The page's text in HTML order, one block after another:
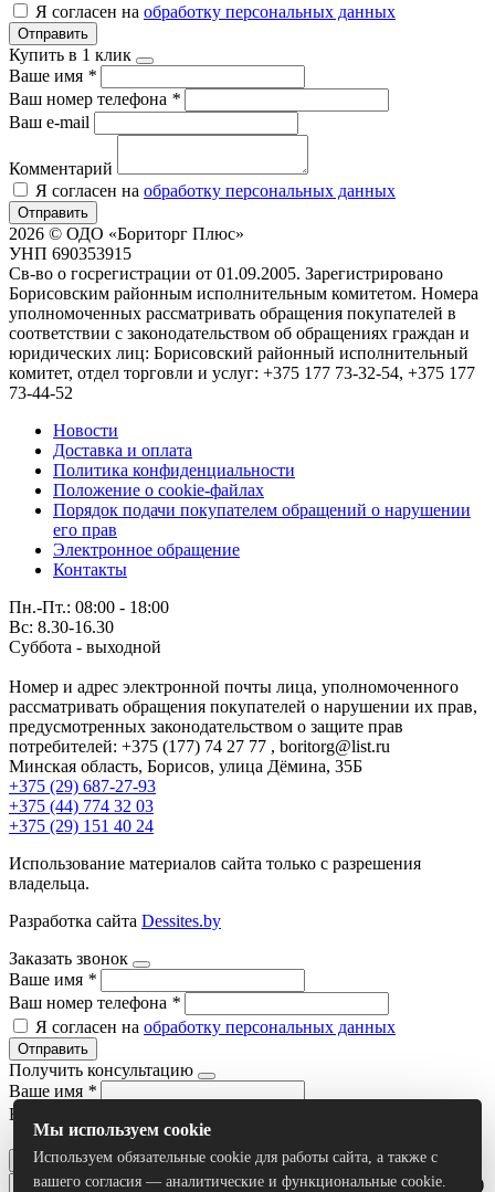
Я согласен на обработку персональных данных
Отправить
Купить в 1 клик
Ваше имя *
Ваш номер телефона *
Ваш e-mail
Комментарий
Я согласен на обработку персональных данных
Отправить
2026 © ОДО «Бориторг Плюс»
УНП 690353915
Св-во о госрегистрации от 01.09.2005. Зарегистрировано
Борисовским районным исполнительным комитетом. Номера
уполномоченных рассматривать обращения покупателей в
соответствии с законодательством об обращениях граждан и
юридических лиц: Борисовский районный исполнительный
комитет, отдел торговли и услуг: +375 177 73-32-54, +375 177
73-44-52
Новости
Доставка и оплата
Политика конфиденциальности
Положение о cookie-файлах
Порядок подачи покупателем обращений о нарушении
его прав
Электронное обращение
Контакты
Пн.-Пт.: 08:00 - 18:00
Вс: 8.30-16.30
Суббота - выходной
Номер и адрес электронной почты лица, уполномоченного
рассматривать обращения покупателей о нарушении их прав,
предусмотренных законодательством о защите прав
потребителей: +375 (177) 74 27 77 , boritorg@list.ru
Минская область, Борисов, улица Дёмина, 35Б
+375 (29) 687-27-93
+375 (44) 774 32 03
+375 (29) 151 40 24
Использование материалов сайта только с разрешения
владельца.
Разработка сайта Dessites.by
Заказать звонок
Ваше имя *
Ваш номер телефона *
Я согласен на обработку персональных данных
Отправить
Получить консультацию
Ваше имя *
Ваш номер телефона
Я согласен наобработку персональных данных
Отправить
Умный поиск(тестовый режим)
Мы используем cookie
Используем обязательные cookie для работы сайта, а также с
вашего согласия — аналитические и функциональные cookie.